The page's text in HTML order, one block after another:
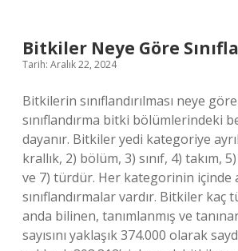
Bitkiler Neye Göre
Tarih: Aralık 22, 2024
Bitkilerin sınıflandırılması neye
sınıflandırma bitki bölümlerindeki
dayanır. Bitkiler yedi kategoriye
krallık, 2) bölüm, 3) sınıf, 4) takım,
ve 7) türdür. Her kategorinin içinde
sınıflandırmalar vardır. Bitkiler kaç
anda bilinen, tanımlanmış ve
sayısını yaklaşık 374.000 olarak